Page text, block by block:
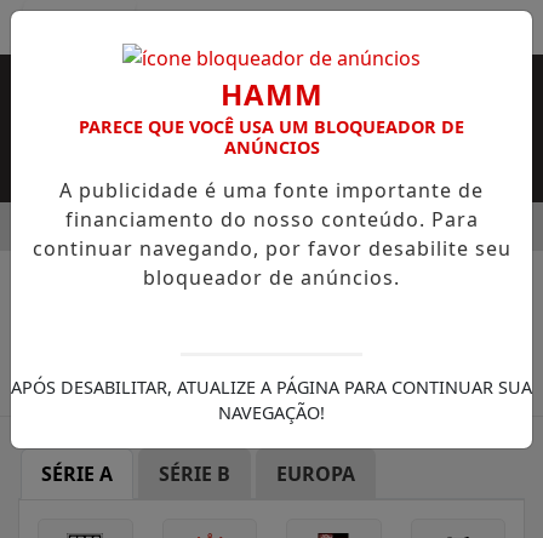
ALUNOS JÁ PODEM CONSULTAR CARTILHA DE REDAÇÃO
EM ALTA
MENU
/ FUTEBOL SANTOS
SÉRIE A SÉRIE B EUROPA
HAMM
PARECE QUE VOCÊ USA UM BLOQUEADOR DE
ANÚNCIOS
A publicidade é uma fonte importante de
financiamento do nosso conteúdo. Para
continuar navegando, por favor desabilite seu
bloqueador de anúncios.
APÓS DESABILITAR, ATUALIZE A PÁGINA PARA CONTINUAR SUA
NAVEGAÇÃO!